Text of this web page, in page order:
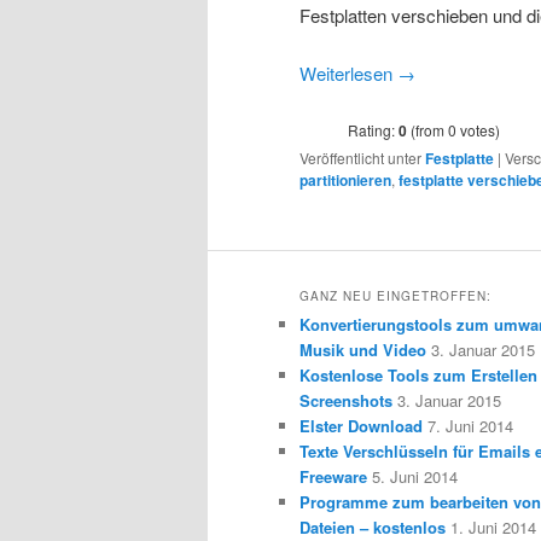
Festplatten verschieben und
Weiterlesen →
Rating:0 (from 0 votes)
Veröffentlicht unterFestplatte |
partitionieren, festplatte
GANZ NEU EINGETROFFEN:
Konvertierungstools zum
Musik und Video 3. Januar 2015
Kostenlose Tools zum
Screenshots 3. Januar 2015
Elster Download 7. Juni 2014
Texte Verschlüsseln für Emails
Freeware 5. Juni 2014
Programme zum bearbeiten
Dateien – kostenlos 1. Juni 2014